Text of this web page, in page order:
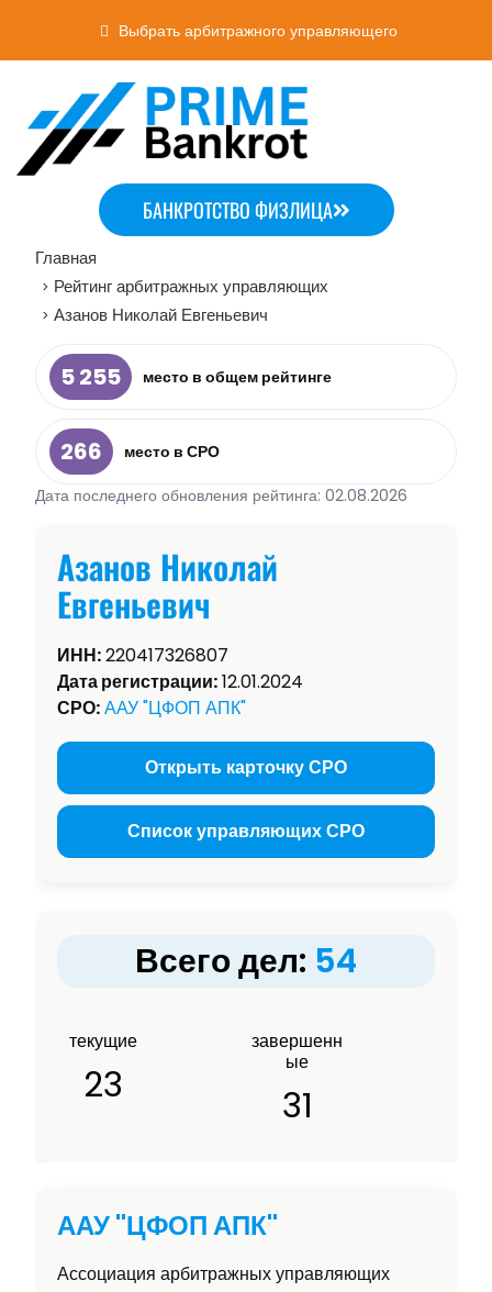
Выбрать арбитражного управляющего
БАНКРОТСТВО ФИЗЛИЦА
Главная
> Рейтинг арбитражных управляющих
> Азанов Николай Евгеньевич
5 255 место в общем рейтинге
266
место в СРО
Дата последнего обновления рейтинга: 02.08.2026
Азанов Николай
Евгеньевич
ИНН:220417326807
Дата регистрации:12.01.2024
СРО:ААУ "ЦФОП АПК"
Открыть карточку СРО
Список управляющих СРО
Всего дел: 54
текущие
23
завершенн
ые
31
ААУ "ЦФОП АПК"
Ассоциация арбитражных управляющих